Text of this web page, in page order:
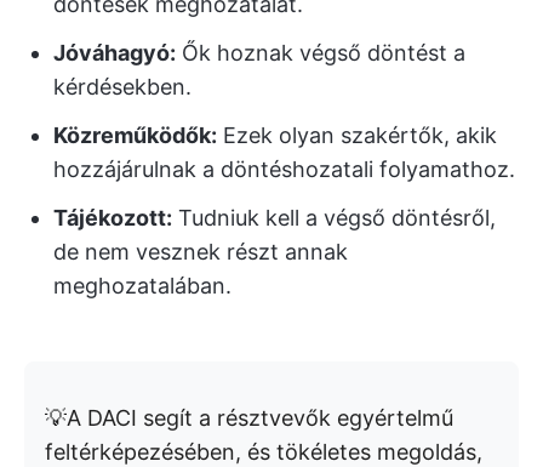
Jóváhagyó: Ők hoznak végső döntést a
kérdésekben.
Közreműködők: Ezek olyan szakértők, akik
hozzájárulnak a döntéshozatali folyamathoz.
Tájékozott: Tudniuk kell a végső döntésről,
de nem vesznek részt annak
meghozatalában.
💡A DACI segít a résztvevők egyértelmű
feltérképezésében, és tökéletes megoldás,